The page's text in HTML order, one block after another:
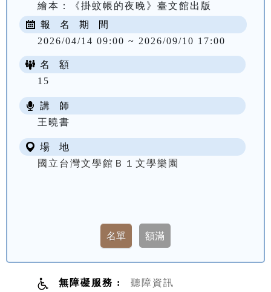
繪本：《掛蚊帳的夜晚》臺文館出版
報 名 期 間
2026/04/14 09:00 ~ 2026/09/10 17:00
名 額
15
講 師
王曉書
場 地
國立台灣文學館Ｂ１文學樂園
無障礙服務 : 聽障資訊